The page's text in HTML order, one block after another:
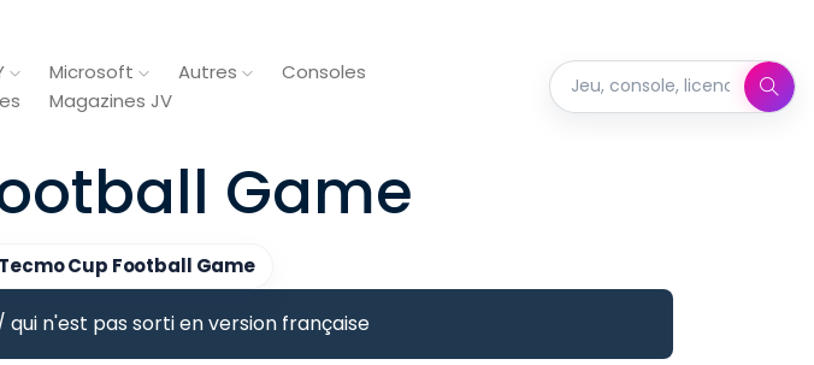
Microsoft Autres
Consoles
Magazines JV Rechercher dans Full Set
Game
Tecmo Cup Football Game
n'est pas sorti en version française